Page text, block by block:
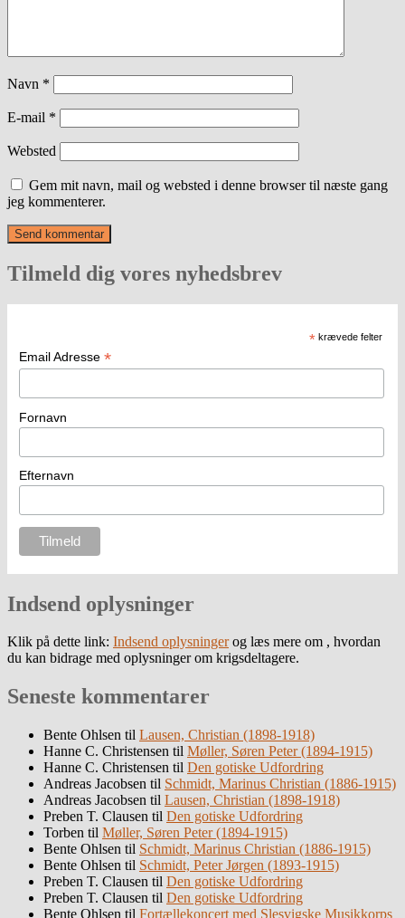
Navn *
E-mail *
Websted
Gem mit navn, mail og websted i denne browser til næste gang
jeg kommenterer.
Tilmeld dig vores nyhedsbrev
* krævede felter
Email Adresse *
Fornavn
Efternavn
Indsend oplysninger
Klik på dette link: Indsend oplysningerog læs mere om , hvordan
du kan bidrage med oplysninger om krigsdeltagere.
Seneste kommentarer
Bente Ohlsen til Lausen, Christian (1898-1918)
Hanne C. Christensen til Møller, Søren Peter (1894-1915)
Hanne C. Christensen til Den gotiske Udfordring
Andreas Jacobsen til Schmidt, Marinus Christian (1886-1915)
Andreas Jacobsen til Lausen, Christian (1898-1918)
Preben T. Clausen til Den gotiske Udfordring
Torben til Møller, Søren Peter (1894-1915)
Bente Ohlsen til Schmidt, Marinus Christian (1886-1915)
Bente Ohlsen til Schmidt, Peter Jørgen (1893-1915)
Preben T. Clausen til Den gotiske Udfordring
Preben T. Clausen til Den gotiske Udfordring
Bente Ohlsen til Fortællekoncert med Slesvigske Musikkorps